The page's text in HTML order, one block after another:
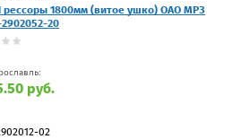
рессоры 1800мм (витое ушко) ОАО МРЗ
2902052-20
руб.
02